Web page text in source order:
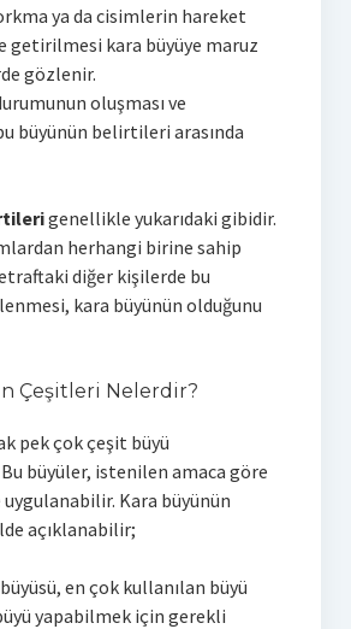
ya da cisimlerin hareket
getirilmesi kara büyüye maruz
gözlenir.
oluşması ve
büyünün belirtileri arasında
genellikle yukarıdaki gibidir.
herhangi birine sahip
diğer kişilerde bu
kara büyünün olduğunu
Çeşitleri Nelerdir?
pek çok çeşit büyü
büyüler, istenilen amaca göre
Kara büyünün
açıklanabilir;
en çok kullanılan büyü
yapabilmek için gerekli